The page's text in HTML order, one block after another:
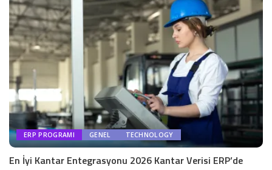
ERP PROGRAMI GENEL TECHNOLOGY
En İyi Kantar Entegrasyonu 2026 Kantar Verisi ERP’de